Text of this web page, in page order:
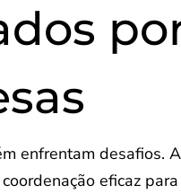
enfrentam desafios.
eficaz